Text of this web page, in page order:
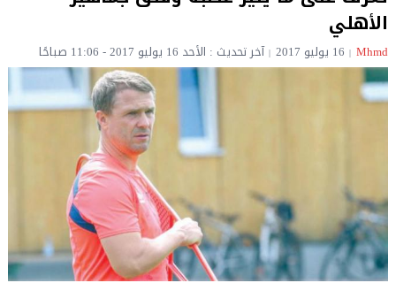
الأهلي
Mhmd 16 يوليو 2017 آخر تحديث : الأحد 16 يوليو 2017 - 11:06 صباحًا